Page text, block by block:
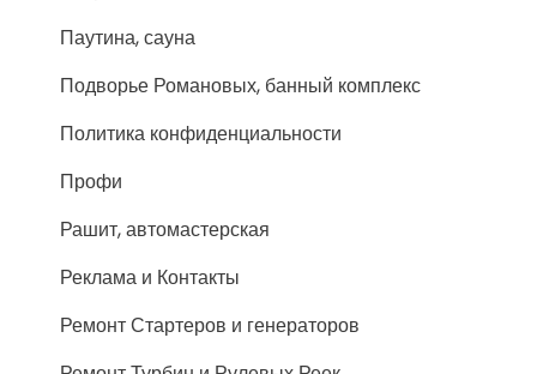
Паутина, сауна
Подворье Романовых, банный комплекс
Политика конфиденциальности
Профи
Рашит, автомастерская
Реклама и Контакты
Ремонт Стартеров и генераторов